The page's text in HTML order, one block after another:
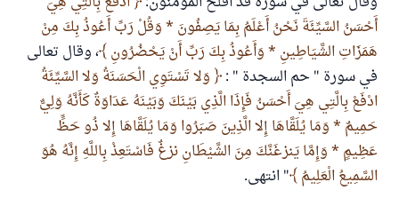
أَحْسَنُ السَّيِّئَةَ نَحْنُ أَعْلَمُ بِمَا يَصِفُونَ * وَقُلْ رَبِّ أَعُوذُ بِكَ مِنْ
هَمَزَاتِ الشَّيَاطِينِ * وَأَعُوذُ بِكَ رَبِّ أَنْ يَحْضُرُونِ ، وقال تعالى
في سورة " حم السجدة " :
وَلا تَسْتَوِي الْحَسَنَةُ وَلا السَّيِّئَةُ
ادْفَعْ بِالَّتِي هِيَ أَحْسَنُ فَإِذَا الَّذِي بَيْنَكَ وَبَيْنَهُ عَدَاوَةٌ كَأَنَّهُ وَلِيٌّ
حَمِيمٌ * وَمَا يُلَقَّاهَا إِلا الَّذِينَ صَبَرُوا وَمَا يُلَقَّاهَا إِلا ذُو حَظٍّ
عَظِيمٍ * وَإِمَّا يَنزغَنَّكَ مِنَ الشَّيْطَانِ نزغٌ فَاسْتَعِذْ بِاللَّهِ إِنَّهُ هُوَ
السَّمِيعُ الْعَلِيمُ " انتهى.